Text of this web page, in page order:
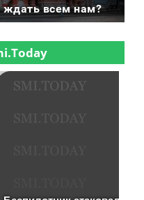
ждать всем нам?